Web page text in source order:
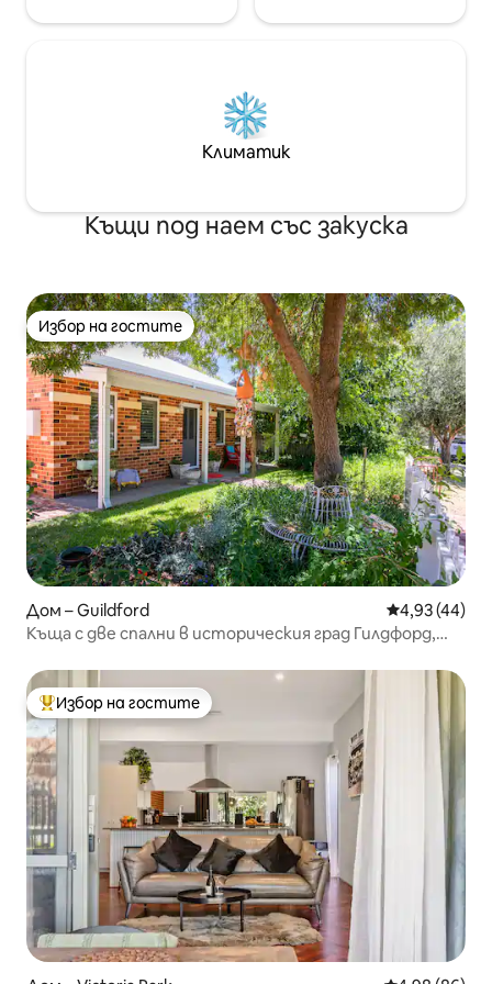
Климатик
Къщи под наем със закуска
Избор на гостите
Избор на гостите
Дом – Guildford Средна
4,93 (44)
Къща с две спални в историческия град Гилдфорд,
Най-популярен избор на гостите
Избор на гостите